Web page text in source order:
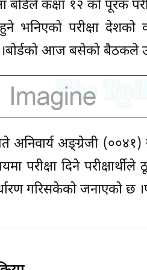
बोर्डले कक्षा १२ को
भनिएको परीक्षा देशको
।बोर्डको आज बसेको बैठकले
अङ्ग्रेजी (००४१)
परीक्षा दिने
गरिसकेको जनाएको छ